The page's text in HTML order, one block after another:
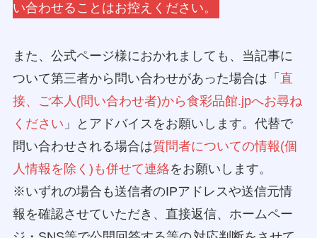
い合わせることはお控えください。
また、公式ページ様におかれましても、当記事に
ついて第三者から問い合わせがあった場合は「 直
接、ご本人(問い合わせ者)から食彩品館.jpへお尋ね
ください 」とアドバイスをお願いします。代替で
問い合わせされる場合は質問者についての情報(個
人情報を除く)も併せて連絡をお願いします。
※いずれの場合も送信者のIPアドレスや送信元情
報を確認させていただき、直接返信、ホームペー